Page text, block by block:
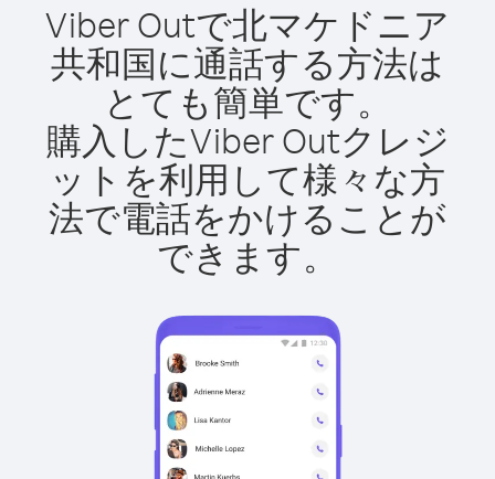
Viber Outで北マケドニア
共和国に通話する方法は
とても簡単です。
購入したViber Outクレジ
ットを利用して様々な方
法で電話をかけることが
できます。